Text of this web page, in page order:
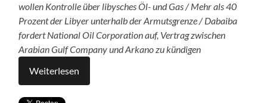
wollen Kontrolle über libysches Öl- und Gas / Mehr als 40
Prozent der Libyer unterhalb der Armutsgrenze / Dabaiba
fordert National Oil Corporation auf, Vertrag zwischen
Arabian Gulf Company und Arkano zu kündigen
Weiterlesen